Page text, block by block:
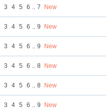
3 4 5 6 .. 7 New
3 4 5 6 .. 9 New
3 4 5 6 .. 9 New
3 4 5 6 .. 8 New
3 4 5 6 .. 8 New
3 4 5 6 .. 9 New